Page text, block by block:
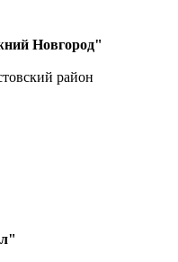
Новгород"
район